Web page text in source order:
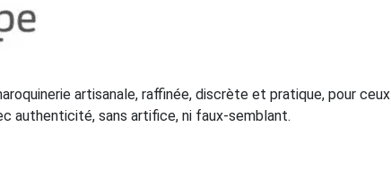
artisanale, raffinée, discrète et pratique, pour ceux
authenticité, sans artifice, ni faux-semblant.